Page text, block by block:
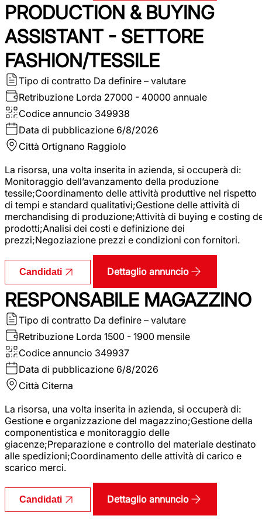
PRODUCTION & BUYING
ASSISTANT - SETTORE
FASHION/TESSILE
Tipo di contratto Da definire – valutare
Retribuzione Lorda 27000 - 40000 annuale
Codice annuncio 349938
Data di pubblicazione 6/8/2026
Città Ortignano Raggiolo
La risorsa, una volta inserita in azienda, si occuperà di:
Monitoraggio dell’avanzamento della produzione
tessile;Coordinamento delle attività produttive nel rispetto
di tempi e standard qualitativi;Gestione delle attività di
merchandising di produzione;Attività di buying e costing
prodotti;Analisi dei costi e definizione dei
prezzi;Negoziazione prezzi e condizioni con fornitori.
Candidati Dettaglio annuncio
RESPONSABILE MAGAZZINO
Tipo di contratto Da definire – valutare
Retribuzione Lorda 1500 - 1900 mensile
Codice annuncio 349937
Data di pubblicazione 6/8/2026
Città Citerna
La risorsa, una volta inserita in azienda, si occuperà di:
Gestione e organizzazione del magazzino;Gestione della
componentistica e monitoraggio delle
giacenze;Preparazione e controllo del materiale destinato
alle spedizioni;Coordinamento delle attività di carico e
scarico merci.
Candidati Dettaglio annuncio